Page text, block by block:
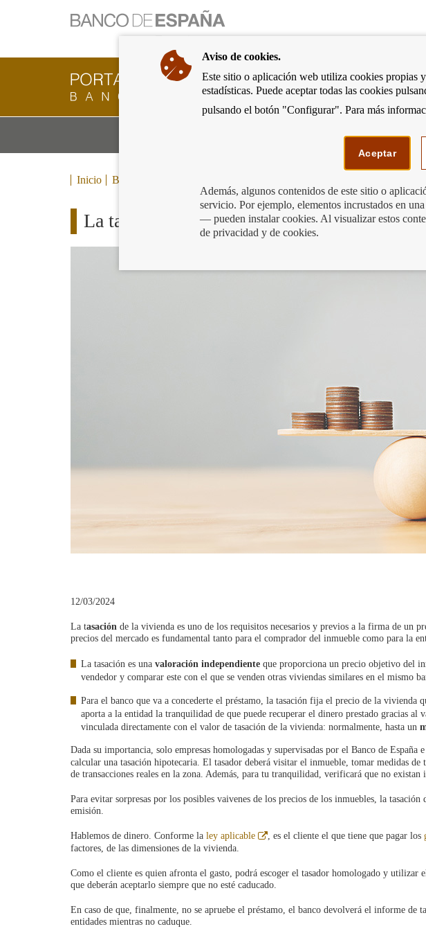
Ir
a
página
de
inicio
del
Cliente
Bancario
Banco
ir
a
Inicio Blog
La tasación no solo es un mero trámite
12/03/2024
La tasación de la vivienda es uno de los requisitos necesarios y previos a la firma de un
precios del mercado es fundamental tanto para el comprador del inmueble como para la
La tasación es una valoración independiente que proporciona un precio objetivo del
vendedor y comparar este con el que se venden otras viviendas similares en el mismo
Para el banco que va a concederte el préstamo, la tasación fija el precio de la vivienda
aporta a la entidad la tranquilidad de que puede recuperar el dinero prestado gracias
vinculada directamente con el valor de tasación de la vivienda: normalmente, hasta un
Dada su importancia, solo empresas homologadas y supervisadas por el Banco de España
calcular una tasación hipotecaria. El tasador deberá visitar el inmueble, tomar medidas
de transacciones reales en la zona. Además, para tu tranquilidad, verificará que no existan
Para evitar sorpresas por los posibles vaivenes de los precios de los inmuebles, la tasación
emisión.
Hablemos de dinero. Conforme la ley aplicable
Abre
, es el cliente el que tiene que pagar los
factores, de las dimensiones de la vivienda.
Como el cliente es quien afronta el gasto, podrá escoger el tasador homologado y utilizar
que deberán aceptarlo siempre que no esté caducado.
En caso de que, finalmente, no se apruebe el préstamo, el banco devolverá el informe de
entidades mientras no caduque.
Aviso de cookies.
Este sitio o aplicación web utiliza cookies propias
estadísticas. Puede aceptar todas las cookies
pulsando el botón "Configurar". Para más
Aceptar
Además, algunos contenidos de este sitio o
servicio. Por ejemplo, elementos incrustados en
— pueden instalar cookies. Al visualizar estos
de privacidad y de cookies.